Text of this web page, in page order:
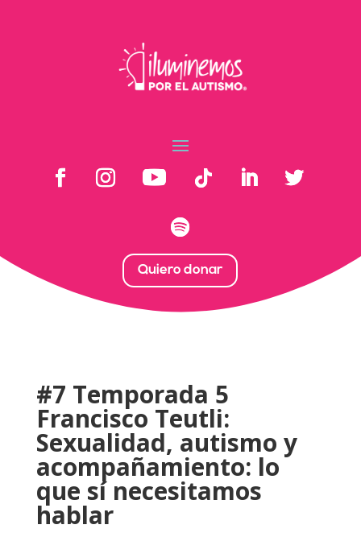
Quiero donar
#7 Temporada 5
Francisco Teutli:
Sexualidad, autismo y
acompañamiento: lo
que sí necesitamos
hablar